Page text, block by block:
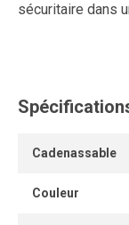
sécuritaire dans
modules
les ports
Cadenassable
Couleur